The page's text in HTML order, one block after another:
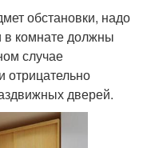
обстановки, надо
в комнате должны
случае
отрицательно
дверей.